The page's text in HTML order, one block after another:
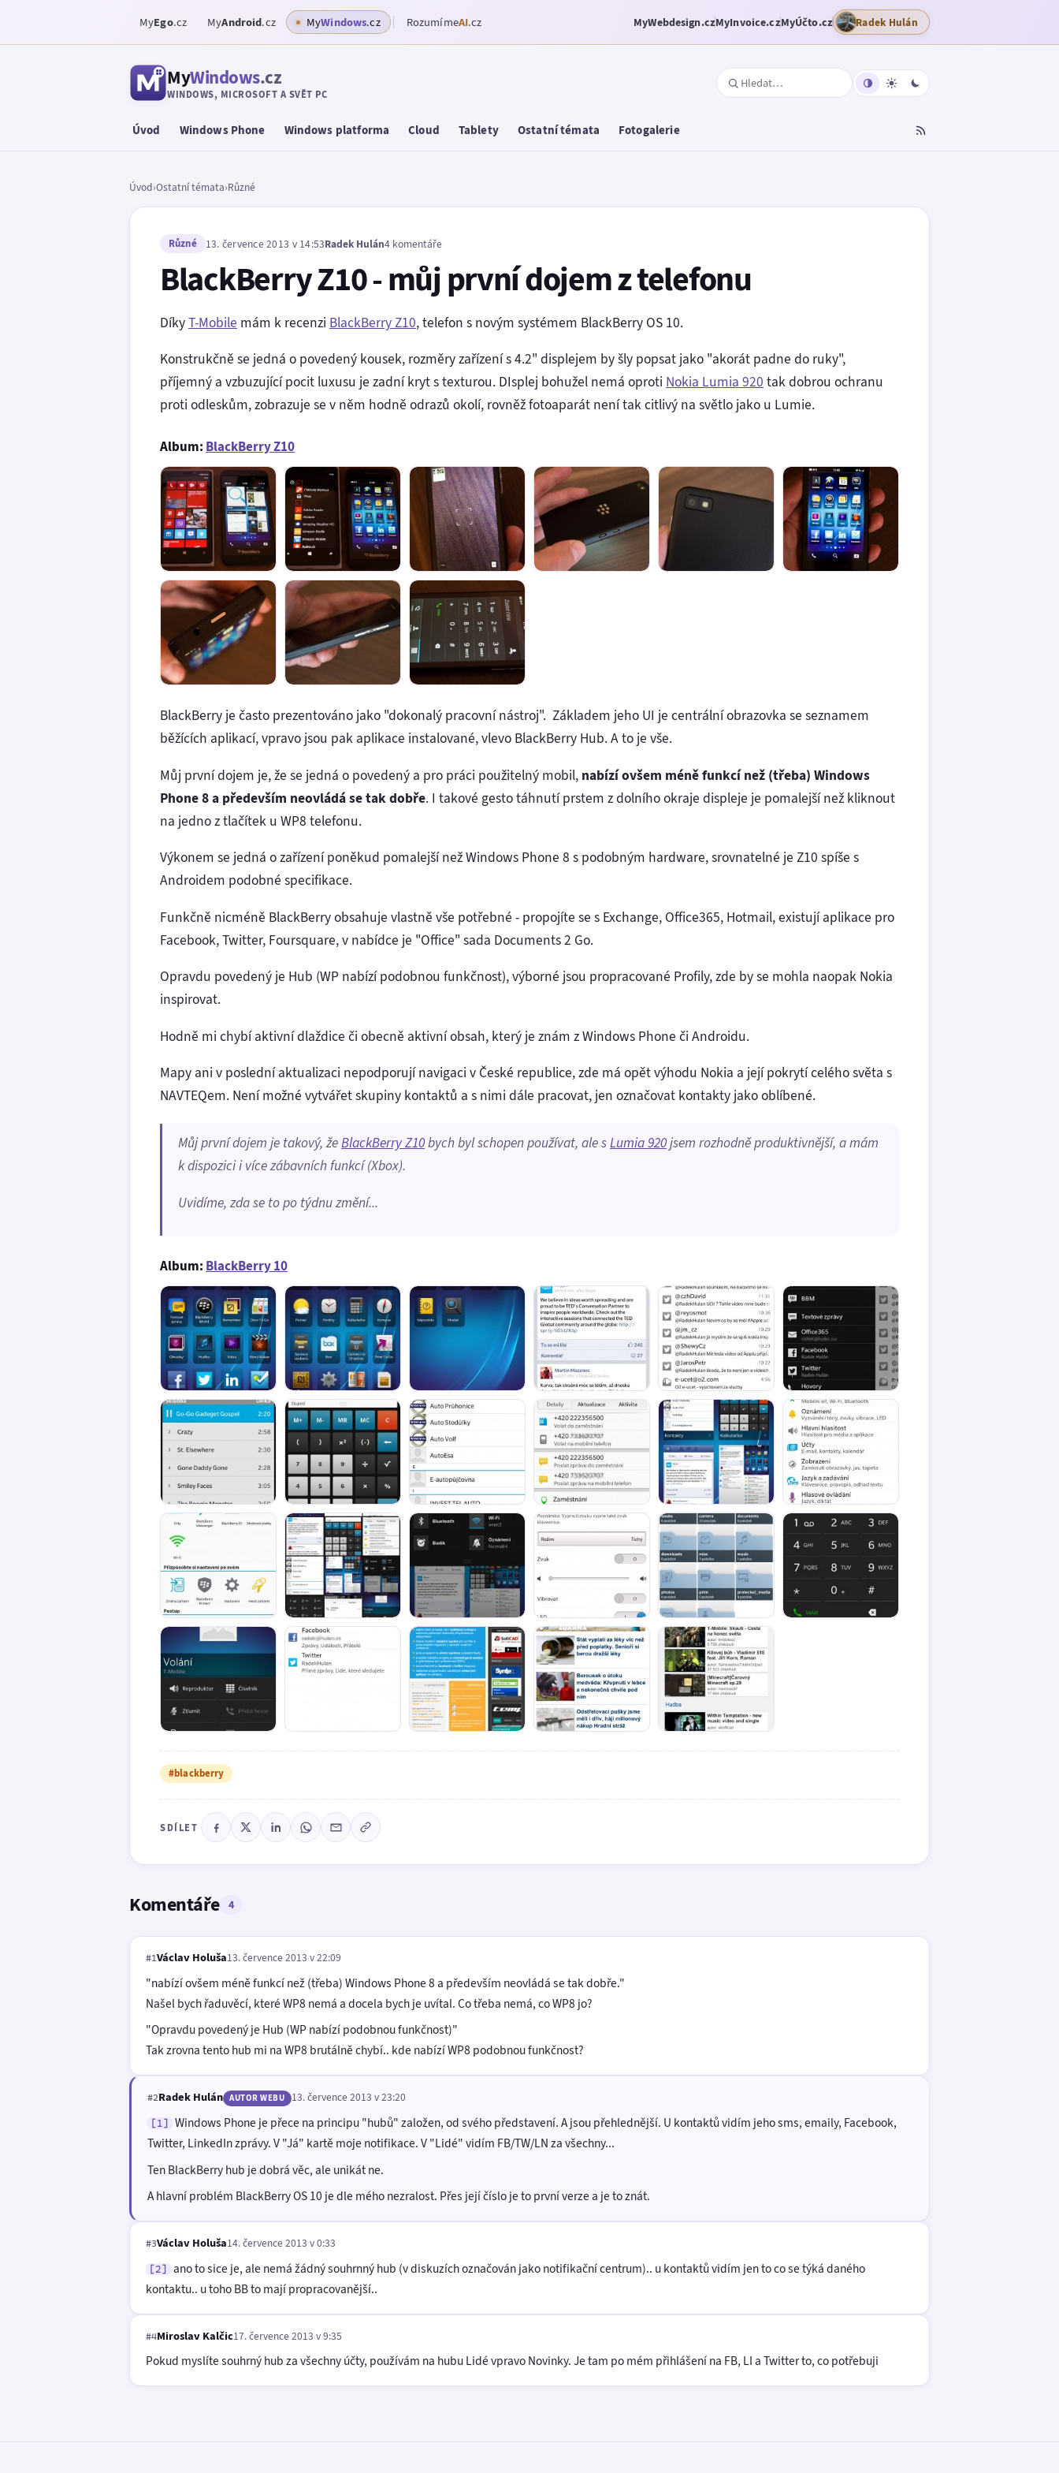
MyEgo.cz MyAndroid.cz MyWindows.cz RozumímeAI.cz MyWebdesign.czMyInvoice.czMyÚčto.cz Radek Hulán
MyWindows.cz
WINDOWS, MICROSOFT A SVĚT PC
Úvod Windows Phone Windows platforma Cloud Tablety Ostatní témata Fotogalerie
Úvod›Ostatní témata›Různé
Různé 13. července 2013 v 14:53Radek Hulán4 komentáře
BlackBerry Z10 - můj první dojem z telefonu
DíkyT-Mobile mám k recenzi BlackBerry Z10, telefon s novým systémem BlackBerry OS 10.
Konstrukčně se jedná o povedený kousek, rozměry zařízení s 4.2" displejem by šly popsat jako "akorát padne do ruky",
příjemný a vzbuzující pocit luxusu je zadní kryt s texturou. DIsplej bohužel nemá oproti Nokia Lumia 920 tak dobrou ochranu
proti odleskům, zobrazuje se v něm hodně odrazů okolí, rovněž fotoaparát není tak citlivý na světlo jako u Lumie.
Album: BlackBerry Z10
BlackBerry je často prezentováno jako "dokonalý pracovní nástroj". Základem jeho UI je centrální obrazovka se seznamem
běžících aplikací, vpravo jsou pak aplikace instalované, vlevo BlackBerry Hub. A to je vše.
Můj první dojem je, že se jedná o povedený a pro práci použitelný mobil, nabízí ovšem méně funkcí než (třeba) Windows
Phone 8 a především neovládá se tak dobře. I takové gesto táhnutí prstem z dolního okraje displeje je pomalejší než kliknout
na jedno z tlačítek u WP8 telefonu.
Výkonem se jedná o zařízení poněkud pomalejší než Windows Phone 8 s podobným hardware, srovnatelné je Z10 spíše s
Androidem podobné specifikace.
Funkčně nicméně BlackBerry obsahuje vlastně vše potřebné - propojíte se s Exchange, Office365, Hotmail, existují aplikace pro
Facebook, Twitter, Foursquare, v nabídce je "Office" sada Documents 2 Go.
Opravdu povedený je Hub (WP nabízí podobnou funkčnost), výborné jsou propracované Profily, zde by se mohla naopak Nokia
inspirovat.
Hodně mi chybí aktivní dlaždice či obecně aktivní obsah, který je znám z Windows Phone či Androidu.
Mapy ani v poslední aktualizaci nepodporují navigaci v České republice, zde má opět výhodu Nokia a její pokrytí celého světa s
NAVTEQem. Není možné vytvářet skupiny kontaktů a s nimi dále pracovat, jen označovat kontakty jako oblíbené.
Můj první dojem je takový, žeBlackBerry Z10bychbyl schopen používat, ale sLumia 920jsem rozhodně produktivnější, a mám
k dispozici ivíce zábavních funkcí(Xbox).
Uvidíme, zda se to po týdnu změní...
Album: BlackBerry 10
#blackberry
SDÍLET
Komentáře 4
#1Václav Holuša13. července 2013 v 22:09
"nabízí ovšem méně funkcí než (třeba) Windows Phone 8 a především neovládá se tak dobře."
Našel bych řaduvěcí, které WP8 nemá a docela bych je uvítal. Co třeba nemá, co WP8 jo?
"Opravdu povedený je Hub (WP nabízí podobnou funkčnost)"
Tak zrovna tento hub mi na WP8 brutálně chybí.. kde nabízí WP8 podobnou funkčnost?
#2Radek Hulán AUTOR WEBU 13. července 2013 v 23:20
[1]
Windows Phone je přece na principu "hubů" založen, od svého představení. A jsou přehlednější. U kontaktů vidím jeho sms, emaily, Facebook,
Twitter, LinkedIn zprávy. V "Já" kartě moje notifikace. V "Lidé" vidím FB/TW/LN za všechny...
Ten BlackBerry hub je dobrá věc, ale unikát ne.
A hlavní problém BlackBerry OS 10 je dle mého nezralost. Přes její číslo je to první verze a je to znát.
#3Václav Holuša14. července 2013 v 0:33
[2]
ano to sice je, ale nemá žádný souhrnný hub (v diskuzích označován jako notifikační centrum).. u kontaktů vidím jen to co se týká daného
kontaktu.. u toho BB to mají propracovanější..
#4Miroslav Kalčic17. července 2013 v 9:35
Pokud myslíte souhrný hub za všechny účty, používám na hubu Lidé vpravo Novinky. Je tam po mém přihlášení na FB, LI a Twitter to, co potřebuji